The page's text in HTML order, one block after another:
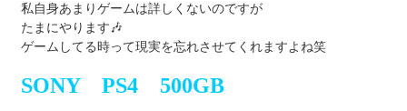
私自身あまりゲームは詳しくないのですが
たまにやります🎶
ゲームしてる時って現実を忘れさせてくれますよね笑
SONY PS4 500GB